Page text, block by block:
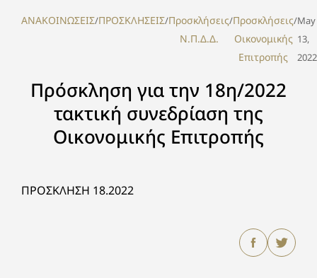
ΑΝΑΚΟΙΝΩΣΕΙΣ/ΠΡΟΣΚΛΗΣΕΙΣ/Προσκλήσεις
Ν.Π.Δ.Δ.
/Προσκλήσεις
Οικονομικής
Επιτροπής
/May
13,
2022
Πρόσκληση για την 18η/2022
τακτική συνεδρίαση της
Οικονομικής Επιτροπής
ΠΡΟΣΚΛΗΣΗ 18.2022